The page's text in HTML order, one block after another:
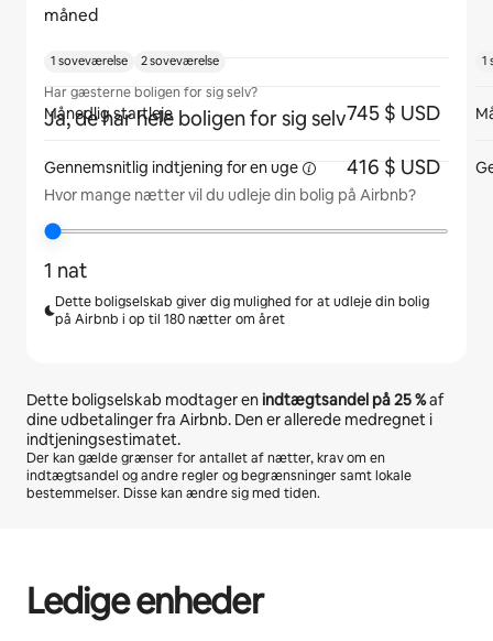
måned
Har gæsterne boligen for sig selv?
Ja, de har hele boligen for sig selv
Hvor mange nætter vil du udleje din bolig på Airbnb?
1 nat
Dette boligselskab giver dig mulighed for at udleje din bolig
på Airbnb i op til 180 nætter om året
Dette boligselskab modtager enindtægtsandel på25 %af
dine udbetalinger fra Airbnb. Den er allerede medregnet i
indtjeningsestimatet.
Der kan gælde grænser for antallet af nætter, krav om en
indtægtsandel og andre regler og begrænsninger samt lokale
bestemmelser. Disse kan ændre sig med tiden.
Ledige enheder
1 soveværelse 2 soveværelse
Månedlig startleje 745 $ USD
Gennemsnitlig indtjening foren uge 416 $ USD
1